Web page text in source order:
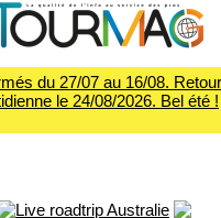
du 27/07 au 16/08.
le 24/08/2026. Bel été !